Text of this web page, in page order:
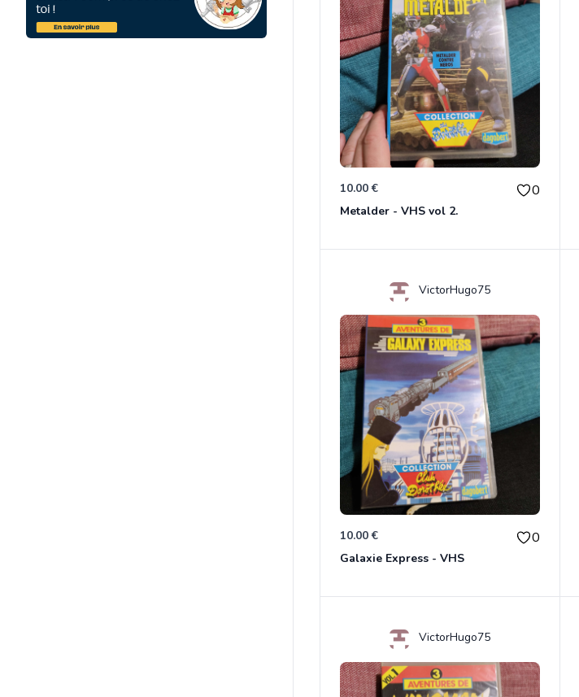
10.00 € 0
Metalder - VHS vol 2.
VictorHugo75
10.00 € 0
Galaxie Express - VHS
VictorHugo75